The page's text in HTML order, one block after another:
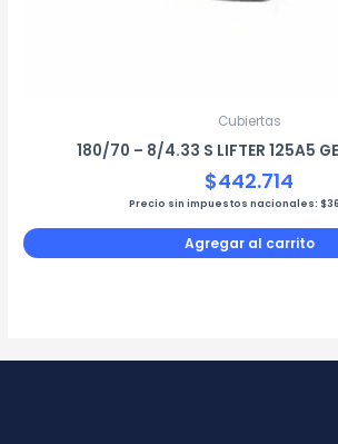
Cubiertas
180/70 – 8/4.33 S LIFTER 125A5
$442.714
Precio sin impuestos nacionales: $
Agregar al carrito